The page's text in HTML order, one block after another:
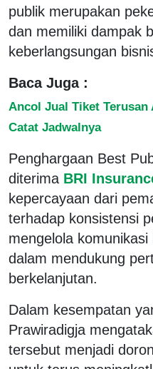
publik merupakan
dan memiliki dampak
keberlangsungan
Baca Juga :
Ancol Jual Tiket Terusan
Catat Jadwalnya
Penghargaan Best
diterima BRI
kepercayaan dari
terhadap konsistensi
mengelola
dalam mendukung
berkelanjutan.
Dalam kesempatan
Prawiradigja
tersebut menjadi